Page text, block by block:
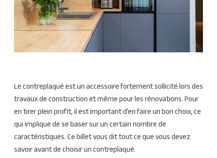
Le contreplaqué est un accessoire fortement sollicité lors des
travaux de construction et même pour les rénovations. Pour
en tirer plein profit, il est important d’en faire un bon choix, ce
qui implique de se baser sur un certain nombre de
caractéristiques. Ce billet vous dit tout ce que vous devez
savoir avant de choisir un contreplaqué.